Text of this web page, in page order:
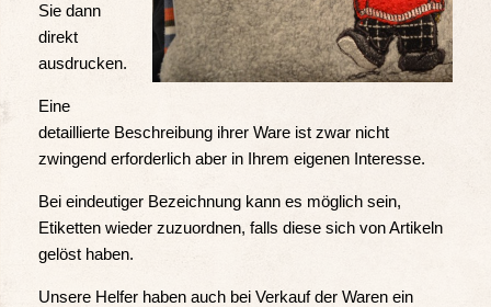
Sie dann
direkt
ausdrucken.
Eine
detaillierte Beschreibung ihrer Ware ist zwar nicht
zwingend erforderlich aber in Ihrem eigenen Interesse.
Bei eindeutiger Bezeichnung kann es möglich sein,
Etiketten wieder zuzuordnen, falls diese sich von Artikeln
gelöst haben.
Unsere Helfer haben auch bei Verkauf der Waren ein